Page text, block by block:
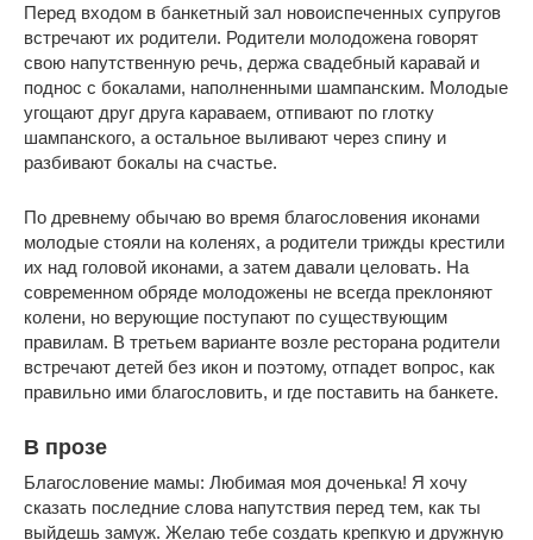
Перед входом в банкетный зал новоиспеченных супругов
встречают их родители. Родители молодожена говорят
свою напутственную речь, держа свадебный каравай и
поднос с бокалами, наполненными шампанским. Молодые
угощают друг друга караваем, отпивают по глотку
шампанского, а остальное выливают через спину и
разбивают бокалы на счастье.
По древнему обычаю во время благословения иконами
молодые стояли на коленях, а родители трижды крестили
их над головой иконами, а затем давали целовать. На
современном обряде молодожены не всегда преклоняют
колени, но верующие поступают по существующим
правилам. В третьем варианте возле ресторана родители
встречают детей без икон и поэтому, отпадет вопрос, как
правильно ими благословить, и где поставить на банкете.
В прозе
Благословение мамы: Любимая моя доченька! Я хочу
сказать последние слова напутствия перед тем, как ты
выйдешь замуж. Желаю тебе создать крепкую и дружную